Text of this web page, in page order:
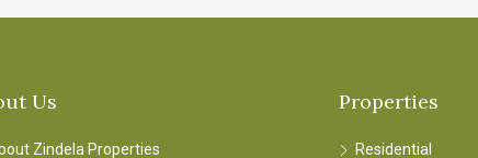
Us
Zindela Properties
Properties
Residential